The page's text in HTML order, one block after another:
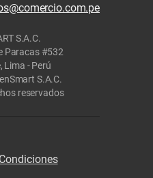
S.A.C.
Paracas #532
Lima - Perú
S.A.C.
reservados